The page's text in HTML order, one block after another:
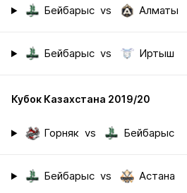
Бейбарыс vs Алматы
Бейбарыс vs Иртыш
Кубок Казахстана 2019/20
Горняк vs Бейбарыс
Бейбарыс vs Астана